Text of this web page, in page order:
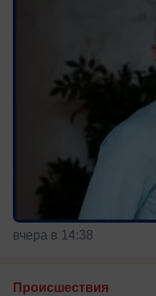
вчера в 14:38
Происшествия